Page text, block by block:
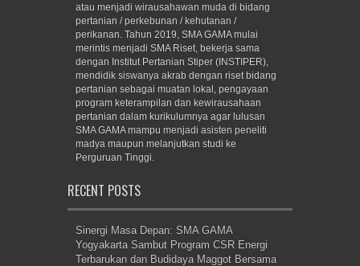
atau menjadi wirausahawan muda di bidang
pertanian / perkebunan / kehutanan /
perikanan. Tahun 2019, SMA GAMA mulai
merintis menjadi SMA Riset, bekerja sama
dengan Institut Pertanian Stiper (INSTIPER),
mendidik siswanya akrab dengan riset bidang
pertanian sebagai muatan lokal, pengayaan
program keterampilan dan kewirausahaan
pertanian dalam kurikulumnya agar lulusan
SMA GAMA mampu menjadi asisten peneliti
madya maupun melanjutkan studi ke
Perguruan Tinggi.
RECENT POSTS
Sinergi Masa Depan: SMA GAMA
Yogyakarta Sambut Program CSR Energi
Terbarukan dan Budidaya Maggot Bersama